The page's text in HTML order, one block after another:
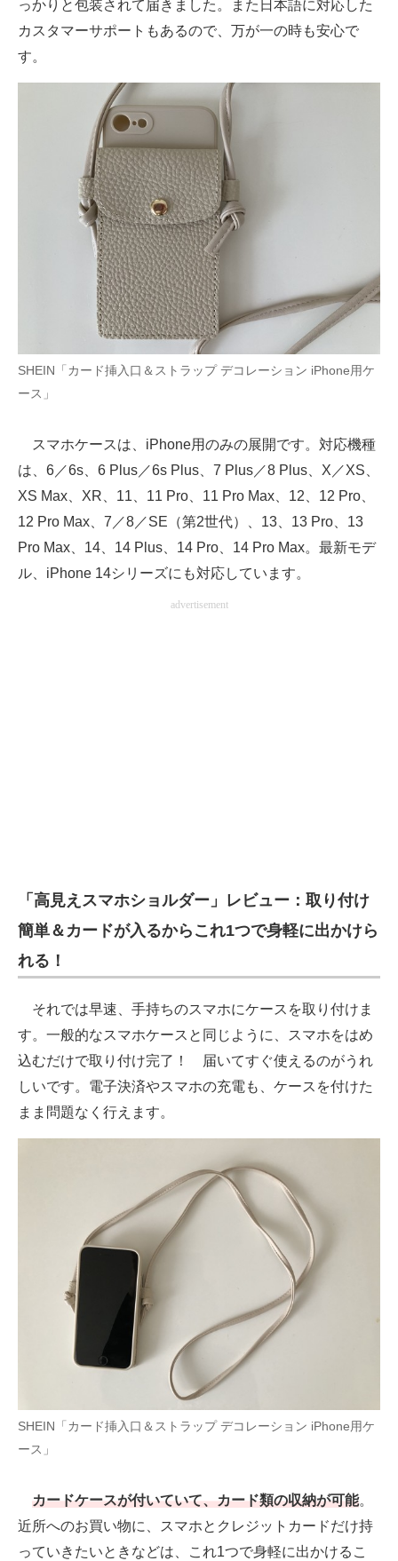
っかりと包装されて届きました。また日本語に対応した
カスタマーサポートもあるので、万が一の時も安心で
す。
SHEIN「カード挿入口＆ストラップ デコレーション iPhone用ケ
ース」
スマホケースは、iPhone用のみの展開です。対応機種
は、6／6s、6 Plus／6s Plus、7 Plus／8 Plus、X／XS、
XS Max、XR、11、11 Pro、11 Pro Max、12、12 Pro、
12 Pro Max、7／8／SE（第2世代）、13、13 Pro、13
Pro Max、14、14 Plus、14 Pro、14 Pro Max。最新モデ
ル、iPhone 14シリーズにも対応しています。
advertisement
「高見えスマホショルダー」レビュー：取り付け
簡単＆カードが入るからこれ1つで身軽に出かけら
れる！
それでは早速、手持ちのスマホにケースを取り付けま
す。一般的なスマホケースと同じように、スマホをはめ
込むだけで取り付け完了！ 届いてすぐ使えるのがうれ
しいです。電子決済やスマホの充電も、ケースを付けた
まま問題なく行えます。
SHEIN「カード挿入口＆ストラップ デコレーション iPhone用ケ
ース」
カードケースが付いていて、カード類の収納が可能。
近所へのお買い物に、スマホとクレジットカードだけ持
っていきたいときなどは、これ1つで身軽に出かけるこ